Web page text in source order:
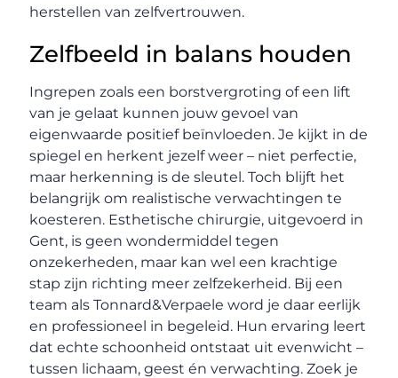
herstellen van zelfvertrouwen.
Zelfbeeld in balans houden
Ingrepen zoals een borstvergroting of een lift
van je gelaat kunnen jouw gevoel van
eigenwaarde positief beïnvloeden. Je kijkt in de
spiegel en herkent jezelf weer – niet perfectie,
maar herkenning is de sleutel. Toch blijft het
belangrijk om realistische verwachtingen te
koesteren. Esthetische chirurgie, uitgevoerd in
Gent, is geen wondermiddel tegen
onzekerheden, maar kan wel een krachtige
stap zijn richting meer zelfzekerheid. Bij een
team als Tonnard&Verpaele word je daar eerlijk
en professioneel in begeleid. Hun ervaring leert
dat echte schoonheid ontstaat uit evenwicht –
tussen lichaam, geest én verwachting. Zoek je